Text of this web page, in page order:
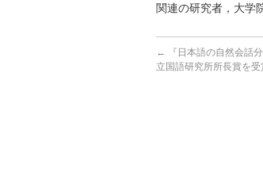
関連の研究者，大学
←
『日本語の自然会話
立国語研究所所長賞を受